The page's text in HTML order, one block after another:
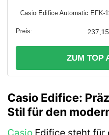
Casio Edifice Automatic EFK-
ZUM TOP
Casio Edifice:
Stil für den
Casio Edifice steht für